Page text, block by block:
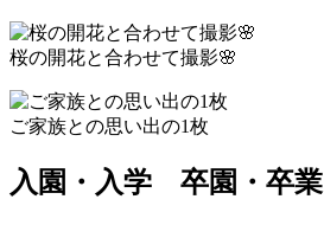
桜の開花と合わせて撮影🌸
ご家族との思い出の1枚
入園・入学 卒園・卒業